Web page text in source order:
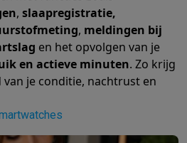
multimedia & telefonieOutlet
, slaapregistratie,
, meldingen bij
en het opvolgen van je
en actieve minuten. Zo krijg
je conditie, nachtrust en